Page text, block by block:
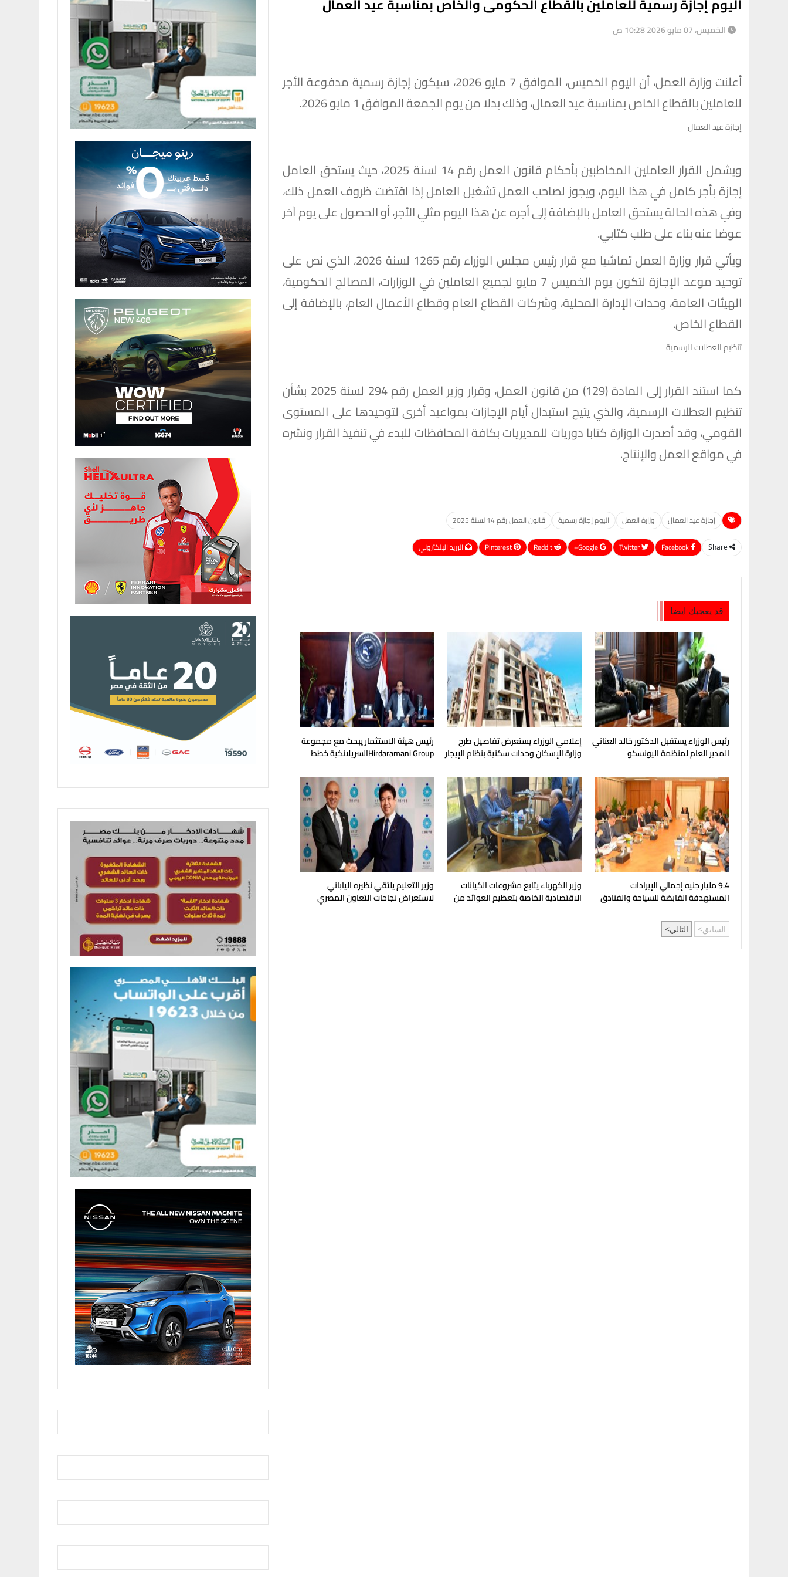
الخميس، 07 مايو 2026 10:28 ص
أعلنت وزارة العمل، أن اليوم الخميس، الموافق 7 مايو 2026، سيكون إجازة رسمية مدفوعة الأجر
للعاملين بالقطاع الخاص بمناسبة عيد العمال، وذلك بدلا من يوم الجمعة الموافق 1 مايو 2026.
إجازة عيد العمال
ويشمل القرار العاملين المخاطبين بأحكام قانون العمل رقم 14 لسنة 2025، حيث يستحق العامل
إجازة بأجر كامل في هذا اليوم، ويجوز لصاحب العمل تشغيل العامل إذا اقتضت ظروف العمل ذلك،
وفي هذه الحالة يستحق العامل بالإضافة إلى أجره عن هذا اليوم مثلي الأجر، أو الحصول على يوم آخر
عوضا عنه بناء على طلب كتابي.
ويأتي قرار وزارة العمل تماشيا مع قرار رئيس مجلس الوزراء رقم 1265 لسنة 2026، الذي نص على
توحيد موعد الإجازة لتكون يوم الخميس 7 مايو لجميع العاملين في الوزارات، المصالح الحكومية،
الهيئات العامة، وحدات الإدارة المحلية، وشركات القطاع العام وقطاع الأعمال العام، بالإضافة إلى
القطاع الخاص.
تنظيم العطلات الرسمية
كما استند القرار إلى المادة (129) من قانون العمل، وقرار وزير العمل رقم 294 لسنة 2025 بشأن
تنظيم العطلات الرسمية، والذي يتيح استبدال أيام الإجازات بمواعيد أخرى لتوحيدها على المستوى
القومي، وقد أصدرت الوزارة كتابا دوريات للمديريات بكافة المحافظات للبدء في تنفيذ القرار ونشره
في مواقع العمل والإنتاج.
إجازة عيد العمال وزارة العمل اليوم إجازة رسمية قانون العمل رقم 14 لسنة 2025
Share
Google+
ReddIt
Pinterest البريد الإلكتروني
قد يعجبك ايضا
رئيس الوزراء يستقبل الدكتور خالد العناني
المدير العام لمنظمة اليونسكو
إعلامي الوزراء يستعرض تفاصيل طرح
وزارة الإسكان وحدات سكنية بنظام الإيجار
رئيس هيئة الاستثمار يبحث مع مجموعة
Hirdaramani Groupالسريلانكية خطط
9.4 مليار جنيه إجمالي الإيرادات
المستهدفة القابضة للسياحة والفنادق
وشركاتها التابعة
وزير الكهرباء يتابع مشروعات الكيانات
الاقتصادية الخاصة بتعظيم العوائد من
المواد الأرضيّة والعناصر النادرة
وزير التعليم يلتقي نظيره الياباني
لاستعراض نجاحات التعاون المصري
السابق التالي